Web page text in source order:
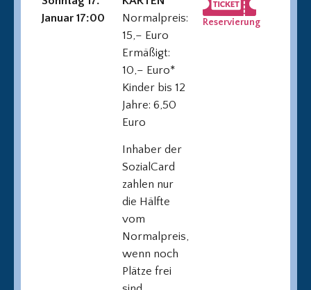
Januar 17:00
Normalpreis:
15,– Euro
Ermäßigt:
10,– Euro*
Kinder bis 12
Jahre: 6,50
Euro
Inhaber der
SozialCard
zahlen nur
die Hälfte
vom
Normalpreis,
wenn noch
Plätze frei
Reservierung